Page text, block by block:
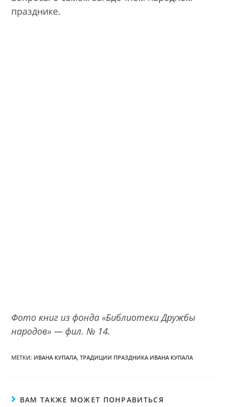
празднике.
Фото книг из фонда «Библиотеки Дружбы
народов» — фил. № 14.
МЕТКИ: ИВАНА КУПАЛА ТРАДИЦИИ ПРАЗДНИКА ИВАНА КУПАЛА
ВАМ ТАКЖЕ МОЖЕТ ПОНРАВИТЬСЯ